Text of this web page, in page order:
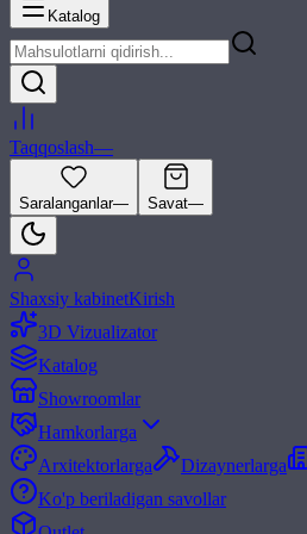
Katalog
Taqqoslash—
Saralanganlar— Savat—
Shaxsiy kabinetKirish
3D Vizualizator
Katalog
Showroomlar
Hamkorlarga
Arxitektorlarga
Dizaynerlarga
Ko'p beriladigan savollar